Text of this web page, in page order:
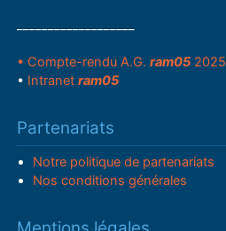
• Compte-rendu A.G.ram05 2025
• Intranetram05
Partenariats
Notre politique de partenariats
Nos conditions générales